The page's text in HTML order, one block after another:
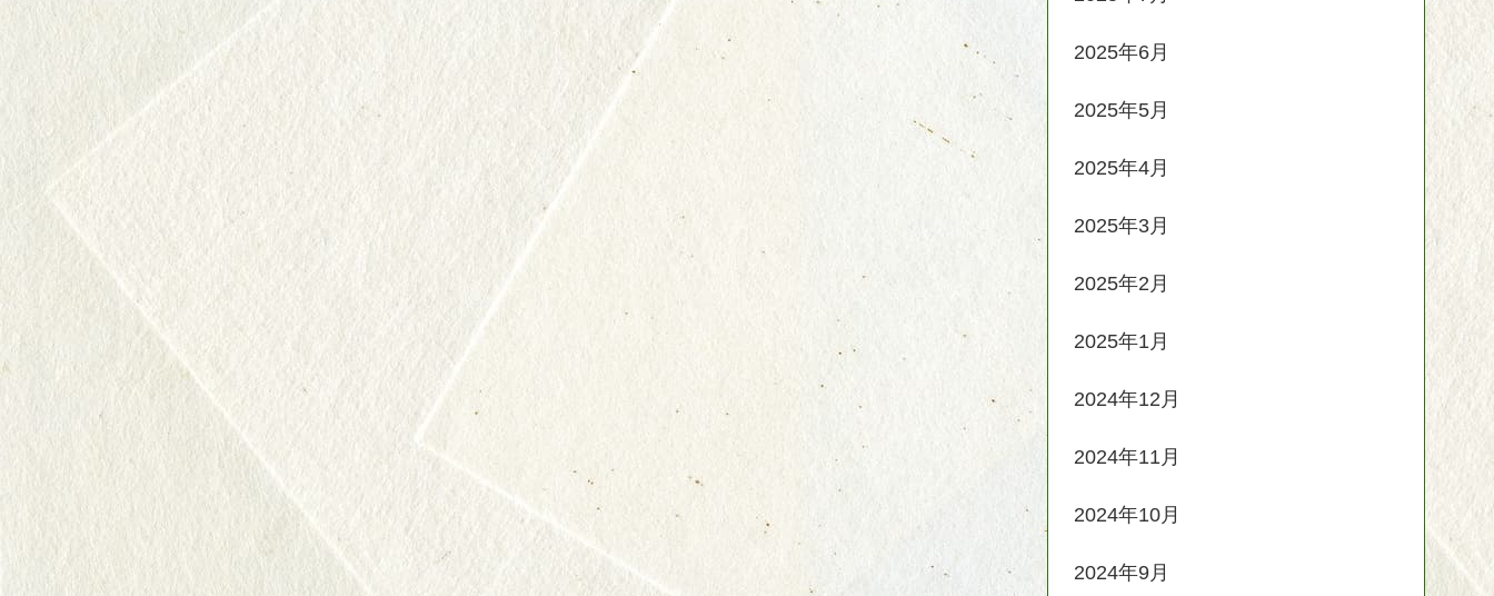
2025年6月
2025年5月
2025年4月
2025年3月
2025年2月
2025年1月
2024年12月
2024年11月
2024年10月
2024年9月